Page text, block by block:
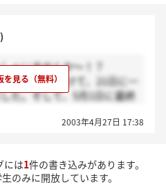
ゃいませんか～！？
記試験をうけて、21日に一
た。そして、5月1日に最終
こと聞かれたとか、本当に
2003年4月27日 17:38
には1件の書き込みがあります。
のみに開放しています。